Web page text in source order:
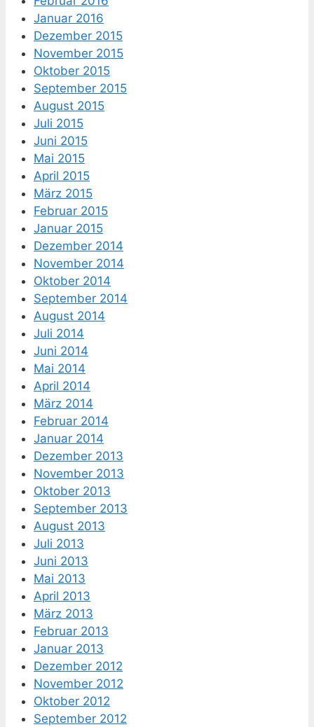
Januar 2016
Dezember 2015
November 2015
Oktober 2015
September 2015
August 2015
Juli 2015
Juni 2015
Mai 2015
April 2015
März 2015
Februar 2015
Januar 2015
Dezember 2014
November 2014
Oktober 2014
September 2014
August 2014
Juli 2014
Juni 2014
Mai 2014
April 2014
März 2014
Februar 2014
Januar 2014
Dezember 2013
November 2013
Oktober 2013
September 2013
August 2013
Juli 2013
Juni 2013
Mai 2013
April 2013
März 2013
Februar 2013
Januar 2013
Dezember 2012
November 2012
Oktober 2012
September 2012